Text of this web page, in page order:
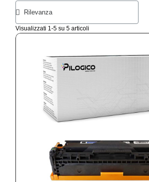
Visualizzati 1-5 su 5 articoli